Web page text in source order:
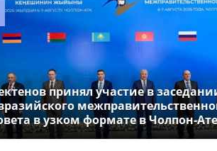
принял участие в
в узком формате в Чолпон-Ате